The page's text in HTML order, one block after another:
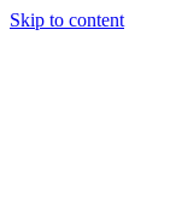
Skip to content